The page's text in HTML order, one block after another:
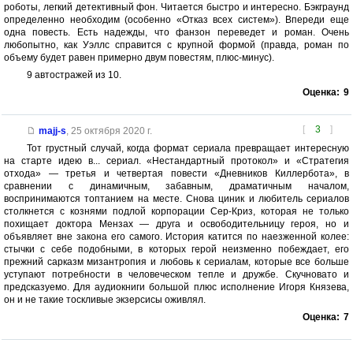
роботы, легкий детективный фон. Читается быстро и интересно. Бэкграунд
определенно необходим (особенно «Отказ всех систем»). Впереди еще
одна повесть. Есть надежды, что фанзон переведет и роман. Очень
любопытно, как Уэллс справится с крупной формой (правда, роман по
объему будет равен примерно двум повестям, плюс-минус).
9 автостражей из 10.
Оценка: 9
[ 3 ]
majj-s 25 октября 2020 г.
Тот груcтный случай, когда формат сериала превращает интересную
на старте идею в... сериал. «Нестандартный протокол» и «Стратегия
отхода» — третья и четвертая повести «Дневников Киллербота», в
сравнении с динамичным, забавным, драматичным началом,
воспринимаются топтанием на месте. Снова циник и любитель сериалов
столкнется с кознями подлой корпорации Сер-Криз, которая не только
похищает доктора Мензах — друга и освободительницу героя, но и
объявляет вне закона его самого. История катится по наезженной колее:
стычки с себе подобными, в которых герой неизменно побеждает, его
прежний сарказм мизантропия и любовь к сериалам, которые все больше
уступают потребности в человеческом тепле и дружбе. Скучновато и
предсказуемо. Для аудиокниги большой плюс исполнение Игоря Князева,
он и не такие тоскливые экзерсисы оживлял.
Оценка: 7